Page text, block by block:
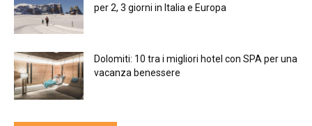
per 2, 3 giorni in Italia e Europa
Dolomiti: 10 tra i migliori hotel con SPA per una
vacanza benessere